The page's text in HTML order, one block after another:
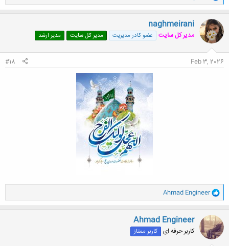
ا
ک
ن
ش
ه
ا
naghmeirani
مدیر کل سایت عضو کادر مدیریت مدیر کل سایت مدیر ارشد
Feb 3, 2026
#18
و
ا
ک
ن
ش
ه
ا
Ahmad Engineer
Ahmad Engineer
کاربر حرفه ای کاربر ممتاز